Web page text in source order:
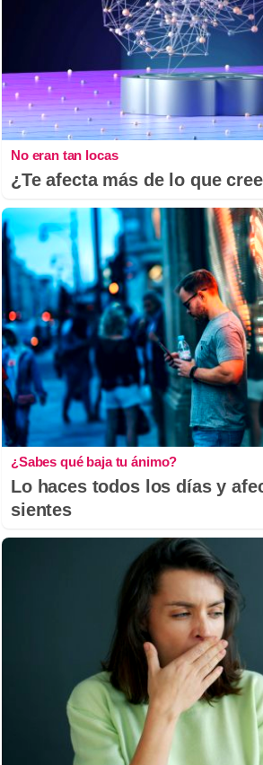
No eran tan locas
¿Te afecta más de lo que
¿Sabes qué baja tu ánimo?
Lo haces todos los días y
sientes